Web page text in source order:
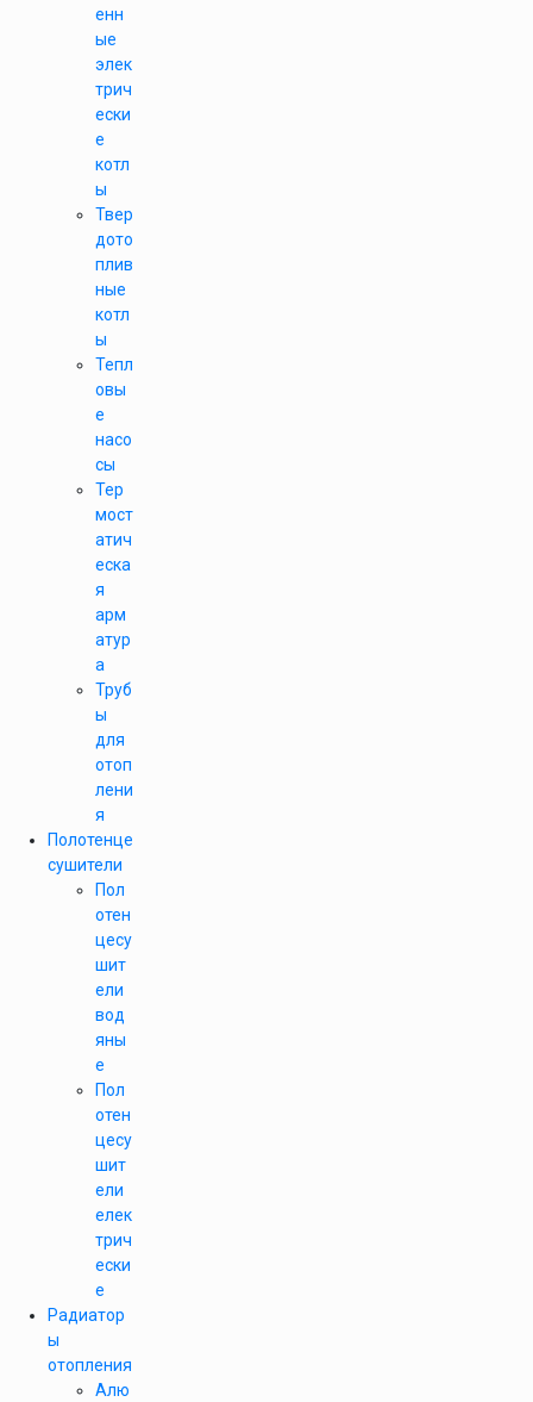
енн
ые
элек
трич
ески
е
котл
ы
Твер
дото
плив
ные
котл
ы
Тепл
овы
е
насо
сы
Тер
мост
атич
еска
я
арм
атур
а
Труб
ы
для
отоп
лени
я
Полотенце
сушители
Пол
отен
цесу
шит
ели
вод
яны
е
Пол
отен
цесу
шит
ели
елек
трич
ески
е
Радиатор
ы
отопления
Алю